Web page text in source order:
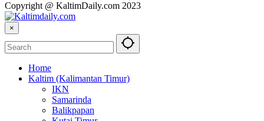
Copyright @ KaltimDaily.com 2023
×
Home
Kaltim (Kalimantan Timur)
IKN
Samarinda
Balikpapan